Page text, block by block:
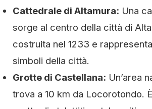
Cattedrale di Altamura: Una
sorge al centro della città di
costruita nel 1233 e
simboli della città.
Grotte di Castellana: Un’area
trova a 10 km da Locorotondo.